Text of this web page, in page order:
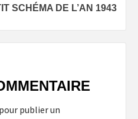
SCHÉMA DE L’AN 1943
pour publier un